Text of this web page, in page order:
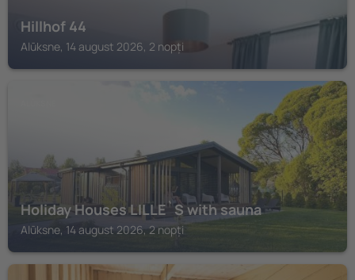
Hillhof 44
Alūksne, 14 august 2026, 2 nopți
Holiday Houses LILLE`S with sauna
Alūksne, 14 august 2026, 2 nopți